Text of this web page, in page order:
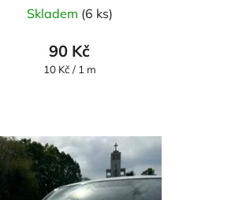
hodnocení
produktu
je
hvězdiček.
Skladem (6 ks)
90 Kč
Měrná
10 Kč / 1 m